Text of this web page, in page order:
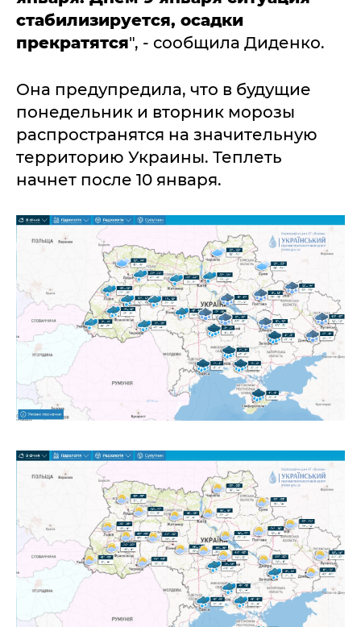
стабилизируется, осадки
прекратятся", - сообщила Диденко.
Она предупредила, что в будущие
понедельник и вторник морозы
распространятся на значительную
территорию Украины. Теплеть
начнет после 10 января.